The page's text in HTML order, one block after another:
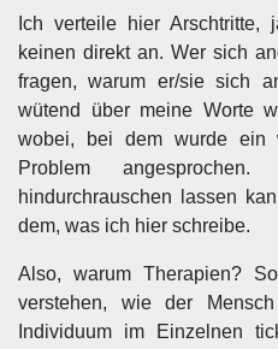
Ich verteile hier
keinen direkt an. Wer sich
fragen, warum er/sie sich
wütend über meine Worte
wobei, bei dem wurde ein
Problem
hindurchrauschen lassen
dem, was ich hier schreibe.
Also, warum Therapien?
verstehen, wie der
Individuum im Einzelnen